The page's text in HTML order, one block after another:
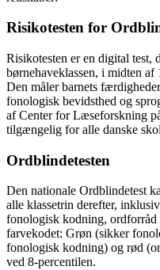
Risikotesten for
Risikotesten er en digital test,
børnehaveklassen, i midten af
Den måler barnets
fonologisk bevidsthed og
af Center for Læseforskning
tilgængelig for alle danske
Ordblindetesten
Den nationale Ordblindetest
alle klassetrin derefter,
fonologisk kodning, ordforråd
farvekodet: Grøn (sikker
fonologisk kodning) og rød
ved 8-percentilen.